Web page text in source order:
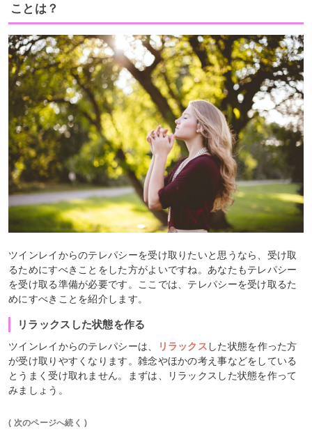
ことは？
ツインレイからのテレパシーを受け取りたいと思うなら、受け取
るためにすべきことをした方がよいですね。あなたもテレパシー
を受け取る準備が必要です。ここでは、テレパシーを受け取るた
めにすべきことを紹介します。
リラックスした状態を作る
ツインレイからのテレパシーは、 リラックス した状態を作った方
が受け取りやすくなります。雑念やほかの考え事などをしている
とうまく受け取れません。まずは、リラックスした状態を作って
みましょう。
( 次のページへ続く )